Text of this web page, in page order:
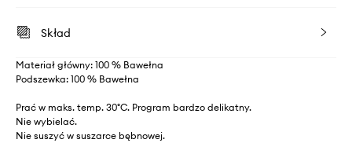
Skład
Materiał główny: 100 % Bawełna
Podszewka: 100 % Bawełna
Prać w maks. temp. 30°C. Program bardzo delikatny.
Nie wybielać.
Nie suszyć w suszarce bębnowej.